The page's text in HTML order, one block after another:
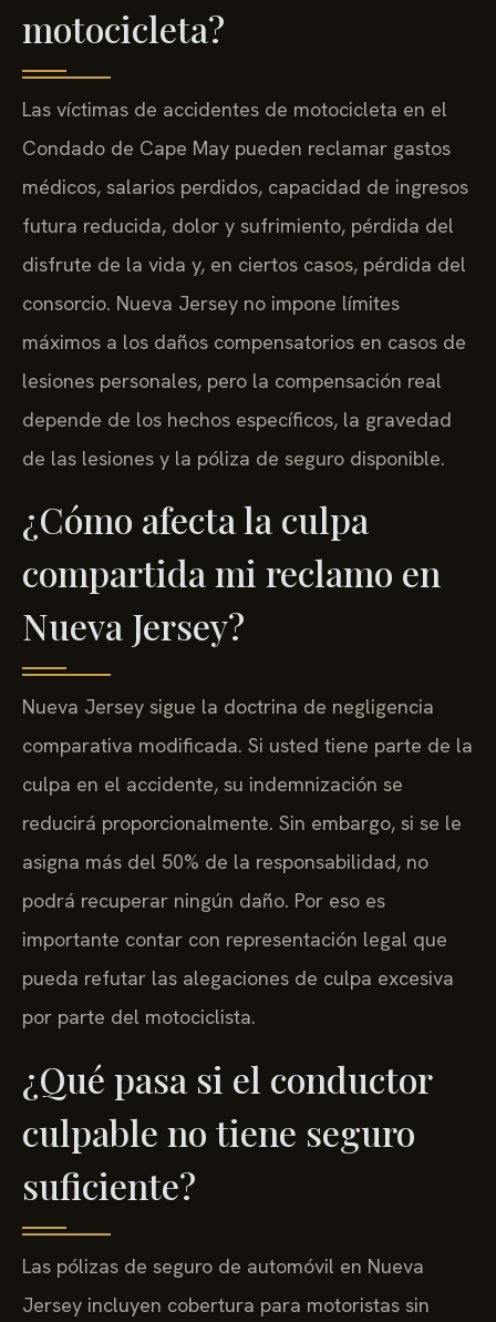
motocicleta?
Las víctimas de accidentes de motocicleta en el
Condado de Cape May pueden reclamar gastos
médicos, salarios perdidos, capacidad de ingresos
futura reducida, dolor y sufrimiento, pérdida del
disfrute de la vida y, en ciertos casos, pérdida del
consorcio. Nueva Jersey no impone límites
máximos a los daños compensatorios en casos de
lesiones personales, pero la compensación real
depende de los hechos específicos, la gravedad
de las lesiones y la póliza de seguro disponible.
¿Cómo afecta la culpa
compartida mi reclamo en
Nueva Jersey?
Nueva Jersey sigue la doctrina de negligencia
comparativa modificada. Si usted tiene parte de la
culpa en el accidente, su indemnización se
reducirá proporcionalmente. Sin embargo, si se le
asigna más del 50% de la responsabilidad, no
podrá recuperar ningún daño. Por eso es
importante contar con representación legal que
pueda refutar las alegaciones de culpa excesiva
por parte del motociclista.
¿Qué pasa si el conductor
culpable no tiene seguro
suficiente?
Las pólizas de seguro de automóvil en Nueva
Jersey incluyen cobertura para motoristas sin